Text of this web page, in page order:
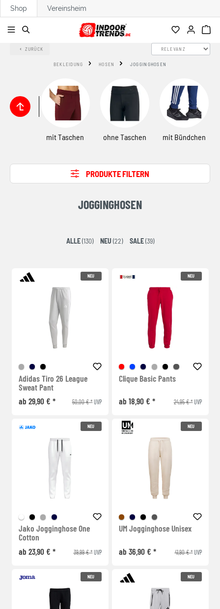
springen
Shop Vereinsheim
ZURÜCK
BEKLEIDUNG HOSEN JOGGINGHOSEN
mit Taschen ohne Taschen mit Bündchen
PRODUKTE FILTERN
JOGGINGHOSEN
ALLE(130) NEU (22) SALE(39)
NEU
Adidas Tiro 26 League
Sweat Pant
ab 29,90 € *
50,00 € *UVP
NEU
Clique Basic Pants
ab 18,90 € * 24,95 € *UVP
NEU
Jako Jogginghose One
Cotton
ab 23,90 € *
39,99 € *UVP
NEU
UM Jogginghose Unisex
ab 36,90 € * 41,90 € *UVP
NEU NEU